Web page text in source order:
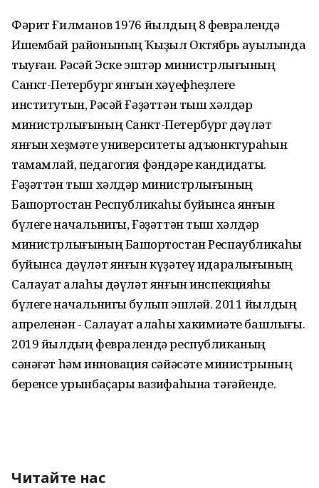
Фәрит Ғилманов 1976 йылдың 8 февралендә
Ишембай районының Ҡыҙыл Октябрь ауылында
тыуған. Рәсәй Эске эштәр министрлығының
Санкт-Петербург янғын хәүефһеҙлеге
институтын, Рәсәй Ғәҙәттән тыш хәлдәр
министрлығының Санкт-Петербург дәүләт
янғын хеҙмәте университеты адъюнктураһын
тамамлай, педагогия фәндәре кандидаты.
Ғәҙәттән тыш хәлдәр министрлығының
Башҡортостан Республикаһы буйынса янғын
бүлеге начальнигы, Ғәҙәттән тыш хәлдәр
министрлығының Башҡортостан Респаубликаһы
буйынса дәүләт янғын күҙәтеү идаралығының
Салауат ҡалаһы дәүләт янғын инспекцияһы
бүлеге начальнигы булып эшләй. 2011 йылдың
апреленән - Салауат ҡалаһы хакимиәте башлығы.
2019 йылдың февралендә республиканың
сәнәғәт һәм инновация сәйәсәте министрының
беренсе урынбаҫары вазифаһына тәғәйенде.
Читайте нас